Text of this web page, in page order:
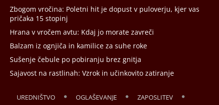
Zbogom vročina: Poletni hit je dopust v puloverju, kjer vas
pričaka 15 stopinj
Hrana v vročem avtu: Kdaj jo morate zavreči
Balzam iz ognjiča in kamilice za suhe roke
Sušenje čebule po pobiranju brez gnitja
Sajavost na rastlinah: Vzrok in učinkovito zatiranje
UREDNIŠTVO OGLAŠEVANJE ZAPOSLITEV